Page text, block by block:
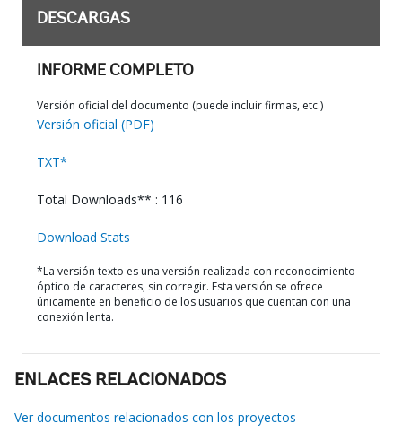
DESCARGAS
INFORME COMPLETO
Versión oficial del documento (puede incluir firmas, etc.)
Versión oficial (PDF)
TXT*
Total Downloads** : 116
Download Stats
*La versión texto es una versión realizada con reconocimiento
óptico de caracteres, sin corregir. Esta versión se ofrece
únicamente en beneficio de los usuarios que cuentan con una
conexión lenta.
ENLACES RELACIONADOS
Ver documentos relacionados con los proyectos